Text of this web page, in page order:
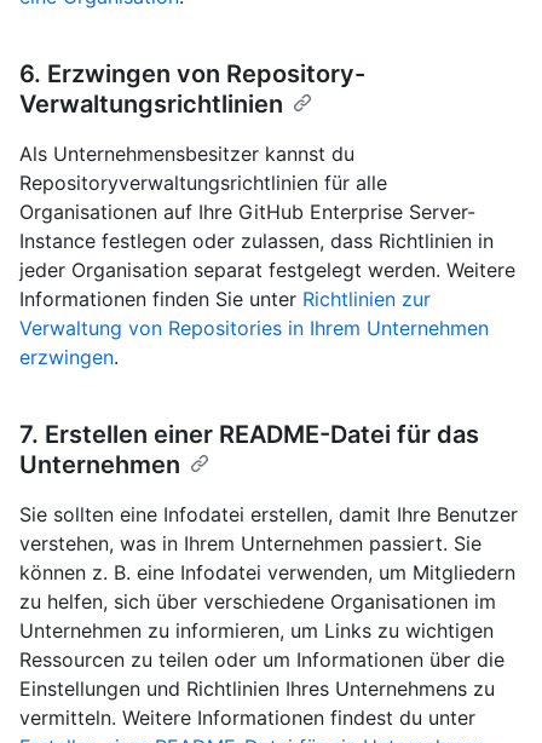
6. Erzwingen von Repository-
Verwaltungsrichtlinien
Als Unternehmensbesitzer kannst du
Repositoryverwaltungsrichtlinien für alle
Organisationen auf Ihre GitHub Enterprise Server-
Instance festlegen oder zulassen, dass Richtlinien in
jeder Organisation separat festgelegt werden. Weitere
Informationen finden Sie unter Richtlinien zur
Verwaltung von Repositories in Ihrem Unternehmen
erzwingen.
7. Erstellen einer README-Datei für das
Unternehmen
Sie sollten eine Infodatei erstellen, damit Ihre Benutzer
verstehen, was in Ihrem Unternehmen passiert. Sie
können z. B. eine Infodatei verwenden, um Mitgliedern
zu helfen, sich über verschiedene Organisationen im
Unternehmen zu informieren, um Links zu wichtigen
Ressourcen zu teilen oder um Informationen über die
Einstellungen und Richtlinien Ihres Unternehmens zu
vermitteln. Weitere Informationen findest du unter